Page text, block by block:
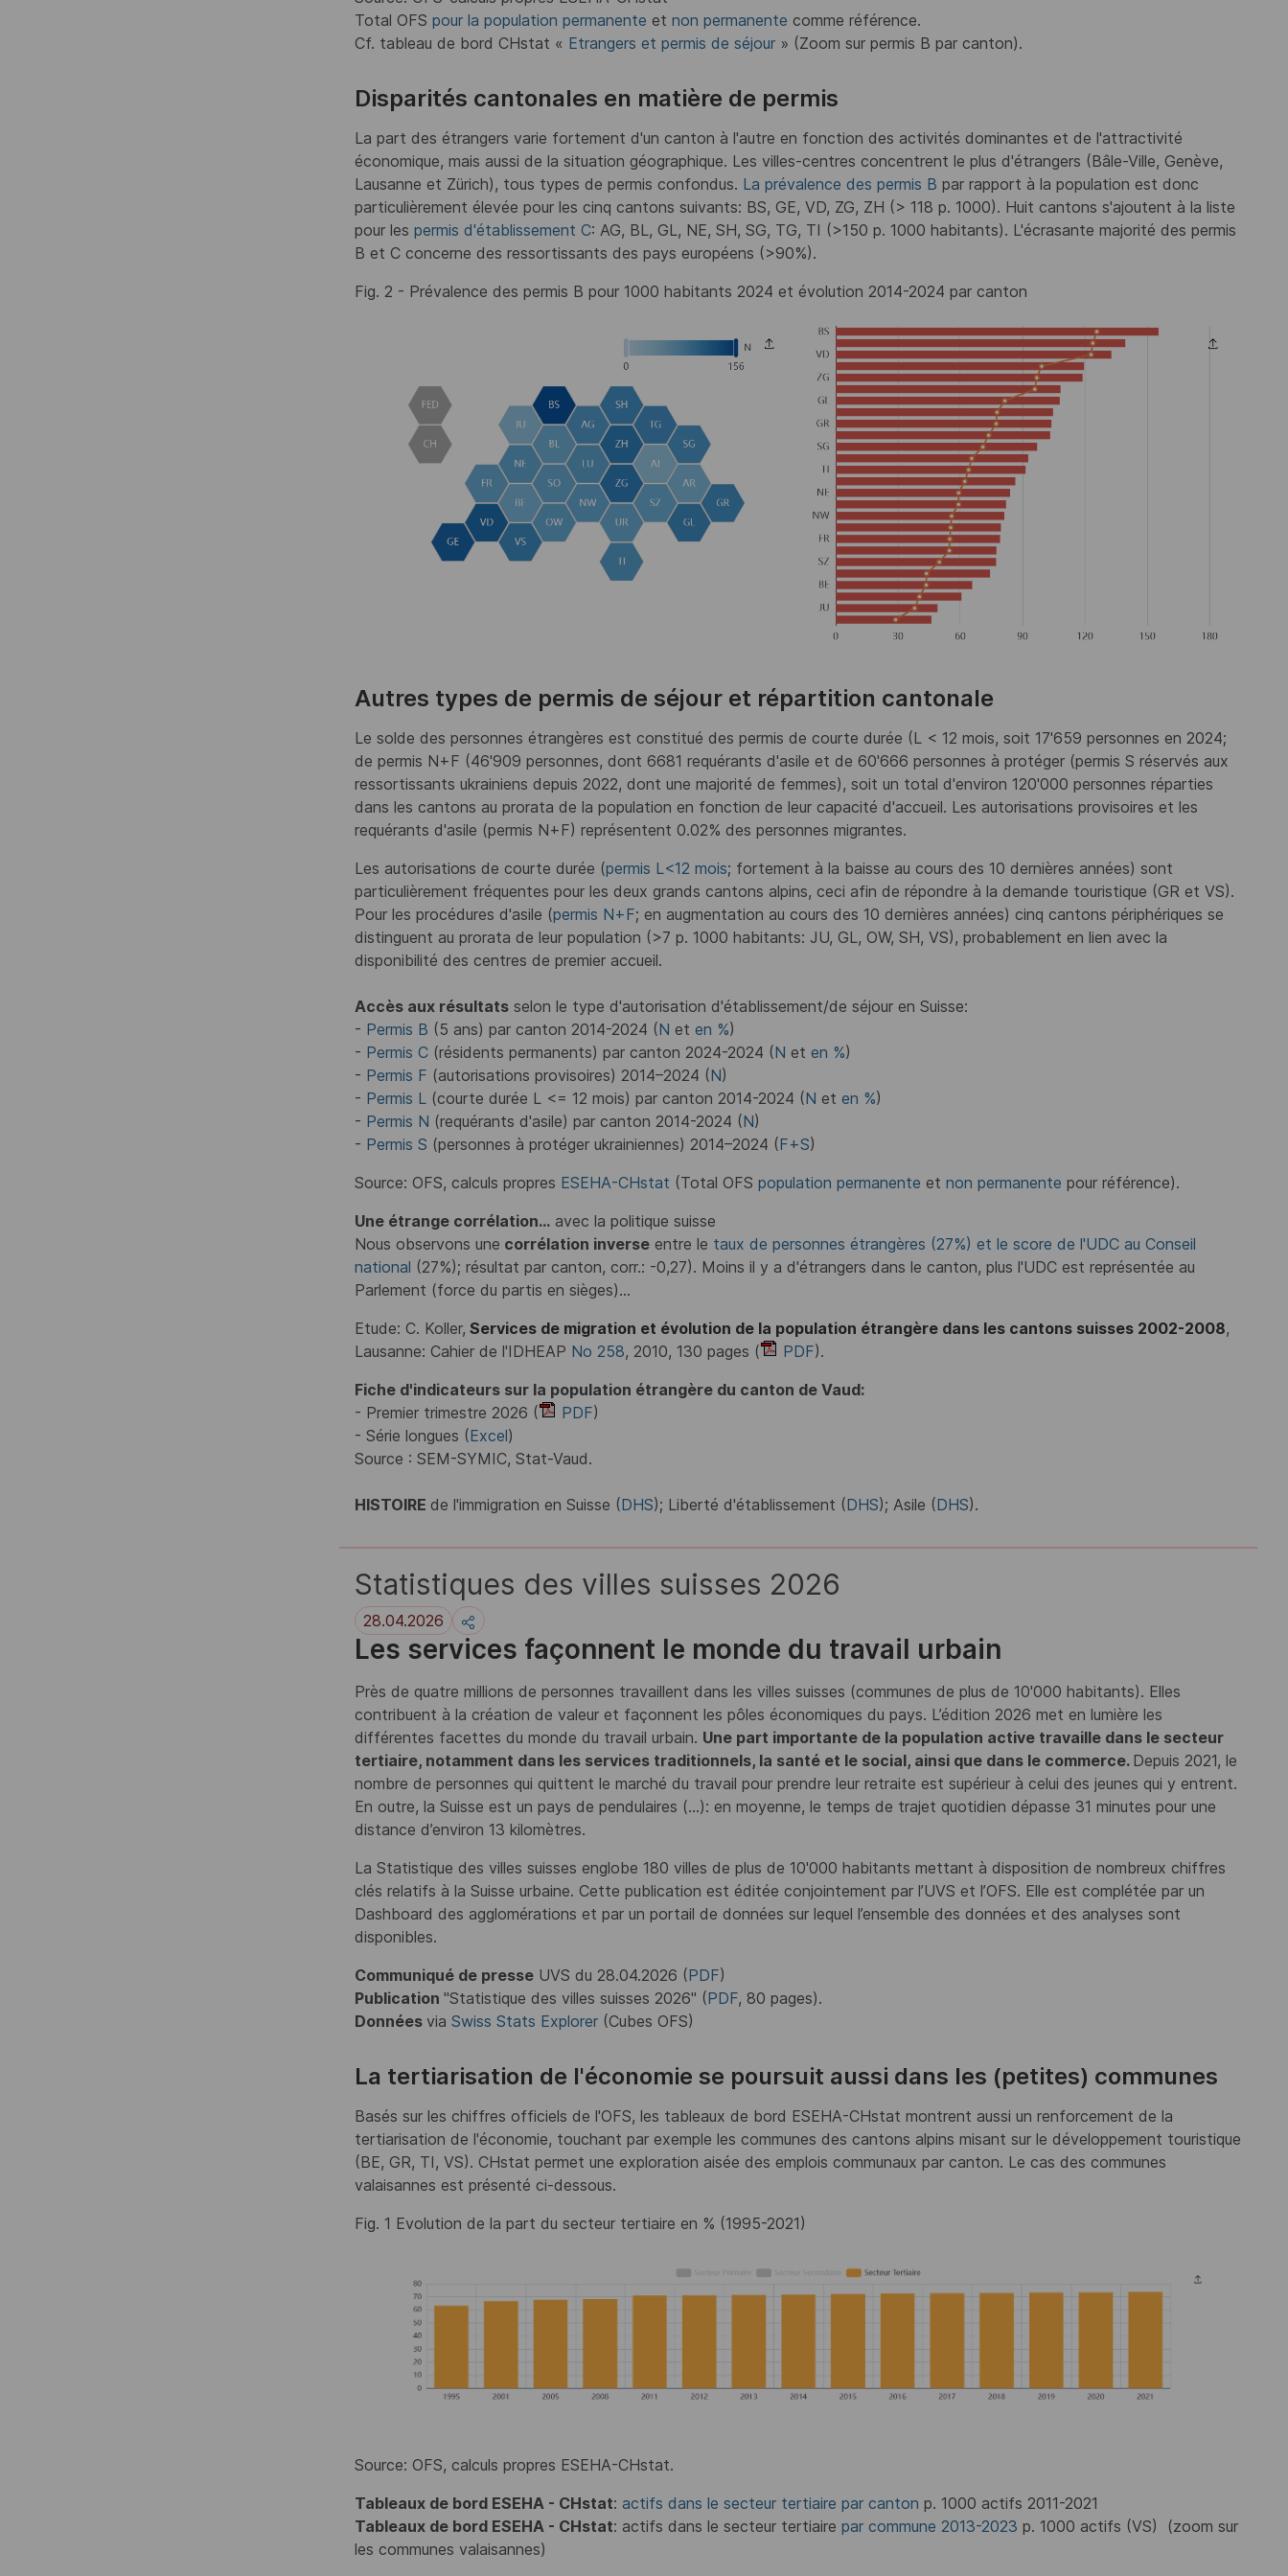
Total OFS pour la population permanente et non permanente comme référence.
Cf. tableau de bord CHstat « Etrangers et permis de séjour » (Zoom sur permis B par canton).
Disparités cantonales en matière de permis
La part des étrangers varie fortement d'un canton à l'autre en fonction des activités dominantes et de l'attractivité
économique, mais aussi de la situation géographique. Les villes-centres concentrent le plus d'étrangers (Bâle-Ville, Genève,
Lausanne et Zürich), tous types de permis confondus. La prévalence des permis B par rapport à la population est donc
particulièrement élevée pour les cinq cantons suivants: BS, GE, VD, ZG, ZH (> 118 p. 1000). Huit cantons s'ajoutent à la liste
pour les permis d'établissement C: AG, BL, GL, NE, SH, SG, TG, TI (>150 p. 1000 habitants). L'écrasante majorité des permis
B et C concerne des ressortissants des pays européens (>90%).
Fig. 2 - Prévalence des permis B pour 1000 habitants 2024 et évolution 2014-2024 par canton
Autres types de permis de séjour et répartition cantonale
Le solde des personnes étrangères est constitué des permis de courte durée (L < 12 mois, soit 17'659 personnes en 2024;
de permis N+F (46'909 personnes, dont 6681 requérants d'asile et de 60'666 personnes à protéger (permis S réservés aux
ressortissants ukrainiens depuis 2022, dont une majorité de femmes), soit un total d'environ 120'000 personnes réparties
dans les cantons au prorata de la population en fonction de leur capacité d'accueil. Les autorisations provisoires et les
requérants d'asile (permis N+F) représentent 0.02% des personnes migrantes.
Les autorisations de courte durée (permis L<12 mois; fortement à la baisse au cours des 10 dernières années) sont
particulièrement fréquentes pour les deux grands cantons alpins, ceci afin de répondre à la demande touristique (GR et VS).
Pour les procédures d'asile (permis N+F; en augmentation au cours des 10 dernières années) cinq cantons périphériques se
distinguent au prorata de leur population (>7 p. 1000 habitants: JU, GL, OW, SH, VS), probablement en lien avec la
disponibilité des centres de premier accueil.
Accès aux résultats selon le type d'autorisation d'établissement/de séjour en Suisse:
- Permis B (5 ans) par canton 2014-2024 (N et en %)
- Permis C (résidents permanents) par canton 2024-2024 (N et en %)
- Permis F (autorisations provisoires) 2014–2024 (N)
- Permis L (courte durée L <= 12 mois) par canton 2014-2024 (N et en %)
- Permis N (requérants d'asile) par canton 2014-2024 (N)
- Permis S (personnes à protéger ukrainiennes) 2014–2024 (F+S)
Source: OFS, calculs propres ESEHA-CHstat (Total OFS population permanente et non permanente pour référence).
Une étrange corrélation... avec la politique suisse
Nous observons une corrélation inverse entre le taux de personnes étrangères (27%) et le score de l'UDC au Conseil
national (27%); résultat par canton, corr.: -0,27). Moins il y a d'étrangers dans le canton, plus l'UDC est représentée au
Parlement (force du partis en sièges)...
Etude: C. Koller, Services de migration et évolution de la population étrangère dans les cantons suisses 2002-2008,
Lausanne: Cahier de l'IDHEAP No 258, 2010, 130 pages ( PDF).
Fiche d'indicateurs sur la population étrangère du canton de Vaud:
- Premier trimestre 2026 (
PDF)
- Série longues (Excel)
Source : SEM-SYMIC, Stat-Vaud.
HISTOIRE de l'immigration en Suisse (DHS); Liberté d'établissement (DHS); Asile (DHS).
Statistiques des villes suisses 2026
28.04.2026
Les services façonnent le monde du travail urbain
Près de quatre millions de personnes travaillent dans les villes suisses (communes de plus de 10'000 habitants). Elles
contribuent à la création de valeur et façonnent les pôles économiques du pays. L’édition 2026 met en lumière les
différentes facettes du monde du travail urbain. Une part importante de la population active travaille dans le secteur
tertiaire, notamment dans les services traditionnels, la santé et le social, ainsi que dans le commerce. Depuis 2021, le
nombre de personnes qui quittent le marché du travail pour prendre leur retraite est supérieur à celui des jeunes qui y entrent.
En outre, la Suisse est un pays de pendulaires (...): en moyenne, le temps de trajet quotidien dépasse 31 minutes pour une
distance d’environ 13 kilomètres.
La Statistique des villes suisses englobe 180 villes de plus de 10'000 habitants mettant à disposition de nombreux chiffres
clés relatifs à la Suisse urbaine. Cette publication est éditée conjointement par l’UVS et l’OFS. Elle est complétée par un
Dashboard des agglomérations et par un portail de données sur lequel l’ensemble des données et des analyses sont
disponibles.
Communiqué de presse UVS du 28.04.2026 (PDF)
Publication "Statistique des villes suisses 2026" (PDF, 80 pages).
Données via Swiss Stats Explorer (Cubes OFS)
La tertiarisation de l'économie se poursuit aussi dans les (petites) communes
Basés sur les chiffres officiels de l'OFS, les tableaux de bord ESEHA-CHstat montrent aussi un renforcement de la
tertiarisation de l'économie, touchant par exemple les communes des cantons alpins misant sur le développement touristique
(BE, GR, TI, VS). CHstat permet une exploration aisée des emplois communaux par canton. Le cas des communes
valaisannes est présenté ci-dessous.
Fig. 1 Evolution de la part du secteur tertiaire en % (1995-2021)
Source: OFS, calculs propres ESEHA-CHstat.
Tableaux de bord ESEHA - CHstat: actifs dans le secteur tertiaire par canton p. 1000 actifs 2011-2021
Tableaux de bord ESEHA - CHstat: actifs dans le secteur tertiaire par commune 2013-2023 p. 1000 actifs (VS) (zoom sur
les communes valaisannes)